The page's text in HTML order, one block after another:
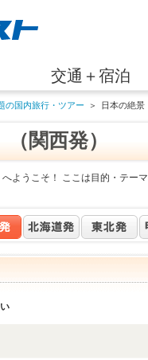
交通＋宿泊
の国内旅行・ツアー ＞ 日本の絶景
関西発）
ようこそ！ ここは目的・テー